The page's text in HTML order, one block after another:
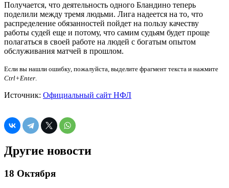
Получается, что деятельность одного Бландино теперь
поделили между тремя людьми. Лига надеется на то, что
распределение обязанностей пойдет на пользу качеству
работы судей еще и потому, что самим судьям будет проще
полагаться в своей работе на людей с богатым опытом
обслуживания матчей в прошлом.
Если вы нашли ошибку, пожалуйста, выделите фрагмент текста и нажмите
Ctrl+Enter.
Источник: Официальный сайт НФЛ
Другие новости
18 Октября